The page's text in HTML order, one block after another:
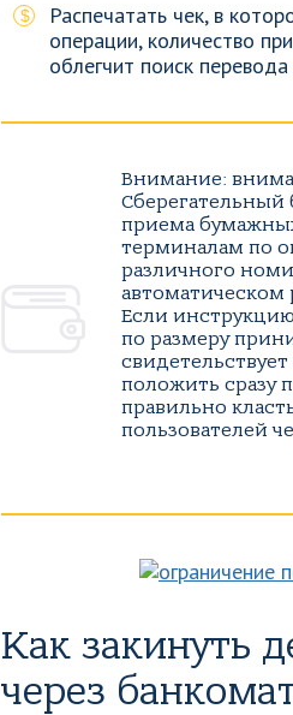
Распечатать чек, в
операции, количество
облегчит поиск
Внимание:
Сберегательный
приема
терминалам по
различного
Если
по размеру
положить сразу
правильно
пользователей
Как закинуть
через